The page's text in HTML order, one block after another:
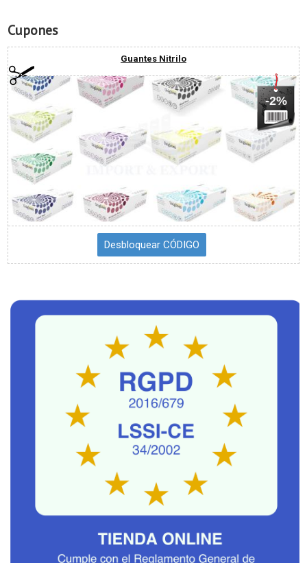
Cupones
Guantes Nitrilo
-2%